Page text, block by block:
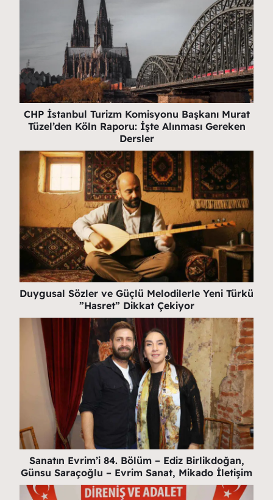
CHP İstanbul Turizm Komisyonu Başkanı Murat
Tüzel’den Köln Raporu: İşte Alınması Gereken
Dersler
Duygusal Sözler ve Güçlü Melodilerle Yeni Türkü
”Hasret” Dikkat Çekiyor
Sanatın Evrim’i 84. Bölüm – Ediz Birlikdoğan,
Günsu Saraçoğlu – Evrim Sanat, Mikado İletişim